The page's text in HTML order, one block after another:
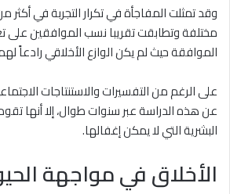
وقد تمثلت المفاجأة في تكرار التجربة في
مختلفة وتطابقت تقريبا نسب الموافقين على
الموافقة حيث لم يكن الوازع الأخلاقي رادعاً
على الرغم من التفسيرات والاستنتاجات
عن هذه الدراسة عبر سنوات طوال، إلا أنها
البشرية التي لا يمكن إغفالها.
الأخلاق في مواجهة